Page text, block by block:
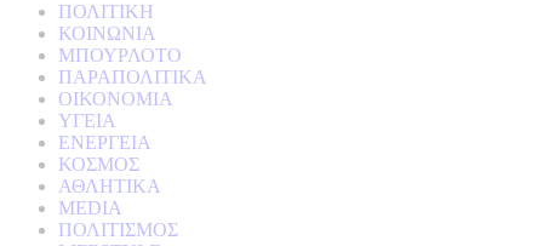
ΠΟΛΙΤΙΚΗ
ΚΟΙΝΩΝΙΑ
ΜΠΟΥΡΛΟΤΟ
ΠΑΡΑΠΟΛΙΤΙΚΑ
ΟΙΚΟΝΟΜΙΑ
ΥΓΕΙΑ
ΕΝΕΡΓΕΙΑ
ΚΟΣΜΟΣ
ΑΘΛΗΤΙΚΑ
MEDIA
ΠΟΛΙΤΙΣΜΟΣ